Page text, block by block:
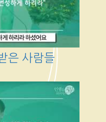
은 사람들